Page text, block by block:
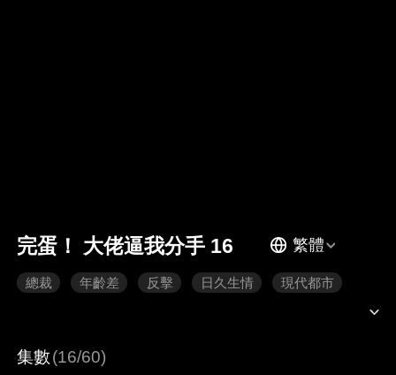
完蛋！ 大佬逼我分手 16 繁體
總裁 年齡差 反擊 日久生情 現代都市
集數(16/60)